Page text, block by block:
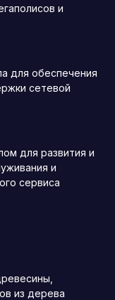
и
для обеспечения
сетевой
для развития и
и
сервиса
из дерева